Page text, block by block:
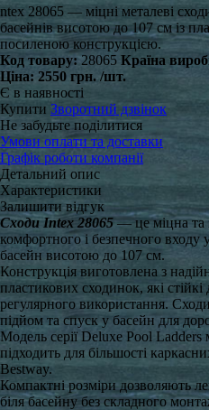
ntex 28065 — міцні металеві
басейнів висотою до 107 см із
посиленою конструкцією.
Код товару:28065 Країна
Ціна: 2550 грн. /шт.
Є в наявності
Купити Зворотний дзвінок
Не забудьте поділитися
Умови оплати та доставки
Графік роботи компанії
Детальний опис
Характеристики
Залишити відгук
Сходи Intex 28065— це міцна та
комфортного і безпечного
басейн висотою до 107 см.
Конструкція виготовлена з
пластикових сходинок, які
регулярного використання.
підйом та спуск у басейн для
Модель серії Deluxe Pool
підходить для більшості
Bestway.
Компактні розміри дозволяють
біля басейну без складного